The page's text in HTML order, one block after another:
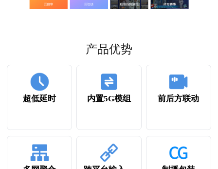
产品优势
超低延时 内置5G模组 前后方联动